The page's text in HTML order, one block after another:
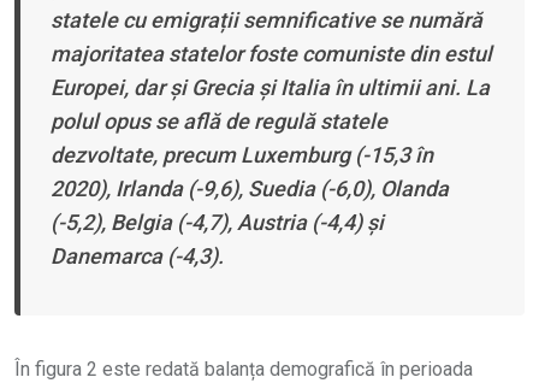
statele cu emigrații semnificative se numără
majoritatea statelor foste comuniste din estul
Europei, dar și Grecia și Italia în ultimii ani. La
polul opus se află de regulă statele
dezvoltate, precum Luxemburg (-15,3 în
2020), Irlanda (-9,6), Suedia (-6,0), Olanda
(-5,2), Belgia (-4,7), Austria (-4,4) și
Danemarca (-4,3).
În figura 2 este redată balanța demografică în perioada